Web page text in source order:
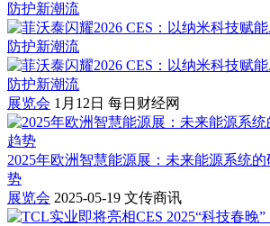
展览会 1月12日 每日财经网
2025年欧洲智慧能源展：未来能源系统
势
展览会 2025-05-19 文传商讯